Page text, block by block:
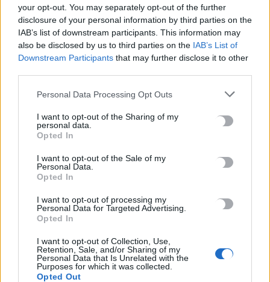
your opt-out. You may separately opt-out of the further
disclosure of your personal information by third parties on the
IAB’s list of downstream participants. This information may
also be disclosed by us to third parties on the IAB’s List of
Downstream Participants that may further disclose it to other
Personal Data Processing Opt Outs
I want to opt-out of the Sharing of my
personal data.
Opted In
I want to opt-out of the Sale of my
Personal Data.
Opted In
I want to opt-out of processing my
Personal Data for Targeted Advertising.
Opted In
I want to opt-out of Collection, Use,
Retention, Sale, and/or Sharing of my
Personal Data that Is Unrelated with the
Purposes for which it was collected.
Opted Out
Κεφαλά
8 Αυγούστου, 2026
ΑΠΑΤΗΤΕΣ ΠΑΡΑΛΙΕΣ # ΠΕΡΣΕΙΔΕΣ #ΕΝΟΙΚΙΑ
ΣΧΕΤΙΚΆ ΆΡΘΡΑ